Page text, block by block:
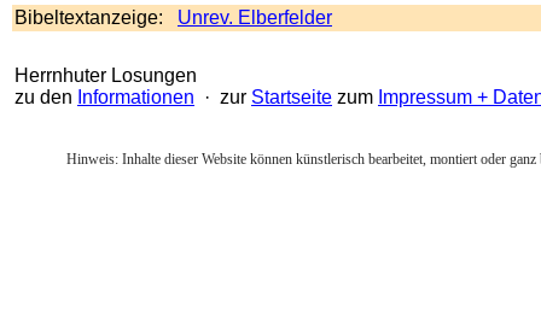
Bibeltextanzeige: Unrev. Elberfelder
Herrnhuter Losungen
zu den Informationen · zur Startseite zum Impressum +
Hinweis: Inhalte dieser Website können künstlerisch bearbeitet, montiert oder